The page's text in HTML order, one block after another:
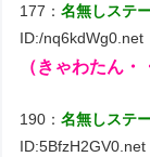
177：名無しステ
ID:/nq6kdWg0.net
（きゃわたん・
190：名無しステ
ID:5BfzH2GV0.net